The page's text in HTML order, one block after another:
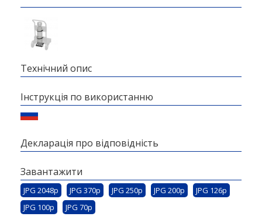
Технічний опис
Інструкція по використанню
Декларація про відповідність
Завантажити
JPG 2048p JPG 370p JPG 250p JPG 200p
JPG 126p
JPG 100p
JPG 70p